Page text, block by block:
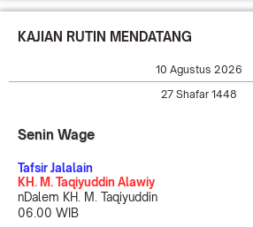
KAJIAN RUTIN MENDATANG
10 Agustus 2026
27 Shafar 1448
Senin Wage
Tafsir Jalalain
KH. M. Taqiyuddin Alawiy
nDalem KH. M. Taqiyuddin
06.00 WIB